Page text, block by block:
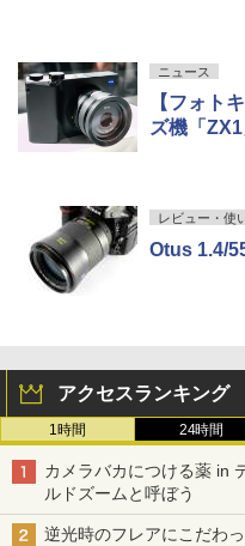
ニュース
【フォト
ズ機「
レビュー・使
Otus 1.4/
アクセスランキング
1時間 24時間
カメラバカにつける薬 in
ルドズームと呼ぼう
逆光時のフレアにこだわ